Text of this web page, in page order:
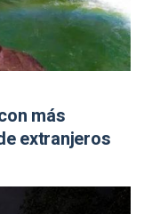
más
extranjeros